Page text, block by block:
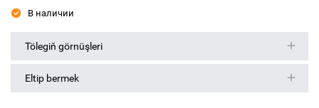
В наличии
Tölegiň görnüşleri
Eltip bermek